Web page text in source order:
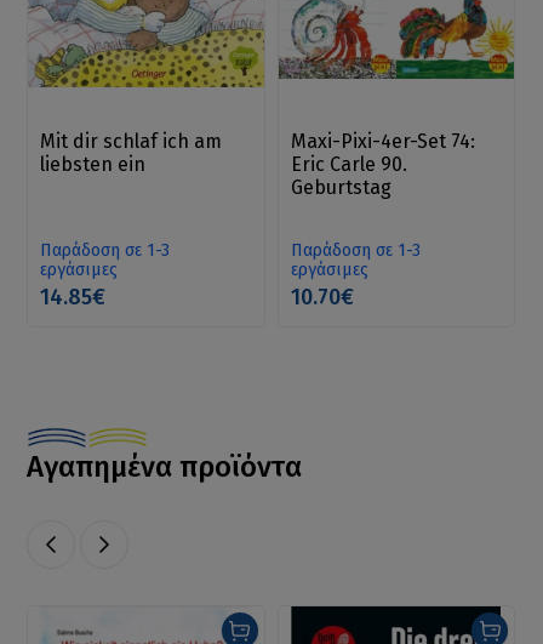
Mit dir schlaf ich am
liebsten ein
Παράδοση σε 1-3
εργάσιμες
14.85€
Maxi-Pixi-4er-Set 74:
Eric Carle 90.
Geburtstag
Παράδοση σε 1-3
εργάσιμες
10.70€
Αγαπημένα προϊόντα